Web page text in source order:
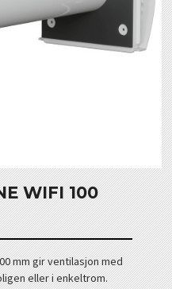
WIFI 100
mm gir ventilasjon med
eller i enkeltrom.